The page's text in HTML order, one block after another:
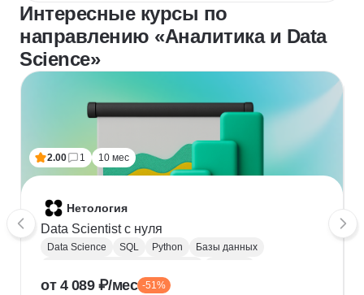
Интересные курсы по
направлению «Аналитика и Data
Science»
2.00 1 10 мес
Нетология
Data Scientist с нуля
Data Science SQL Python
Базы данных
Keras
Машинное обучение
от 4 089 ₽/мес -51%